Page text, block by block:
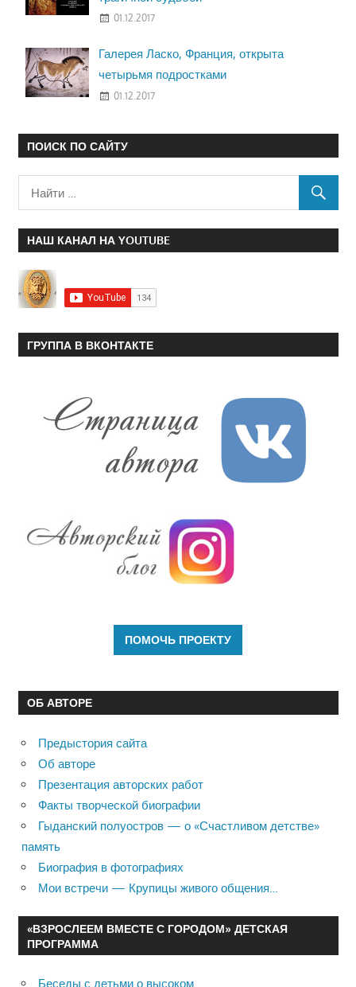
01.12.2017
Галерея Ласко, Франция, открыта
четырьмя подростками
01.12.2017
ПОИСК ПО САЙТУ
НАШ КАНАЛ НА YOUTUBE
ГРУППА В ВКОНТАКТЕ
ОБ АВТОРЕ
Предыстория сайта
Об авторе
Презентация авторских работ
Факты творческой биографии
Гыданский полуостров — о «Счастливом детстве»
память
Биография в фотографиях
Мои встречи — Крупицы живого общения…
«ВЗРОСЛЕЕМ ВМЕСТЕ С ГОРОДОМ» ДЕТСКАЯ
ПРОГРАММА
Беседы с детьми о высоком